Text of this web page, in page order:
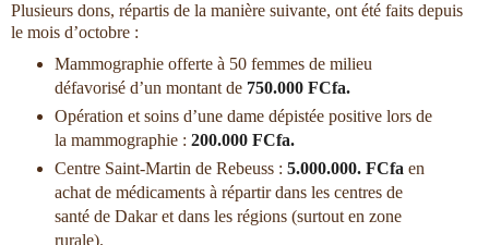
Plusieurs dons, répartis de la manière suivante, ont été faits depuis
le mois d’octobre :
Mammographie offerte à 50 femmes de milieu
défavorisé d’un montant de 750.000 FCfa.
Opération et soins d’une dame dépistée positive lors de
la mammographie : 200.000 FCfa.
Centre Saint-Martin de Rebeuss : 5.000.000. FCfa en
achat de médicaments à répartir dans les centres de
santé de Dakar et dans les régions (surtout en zone
rurale).